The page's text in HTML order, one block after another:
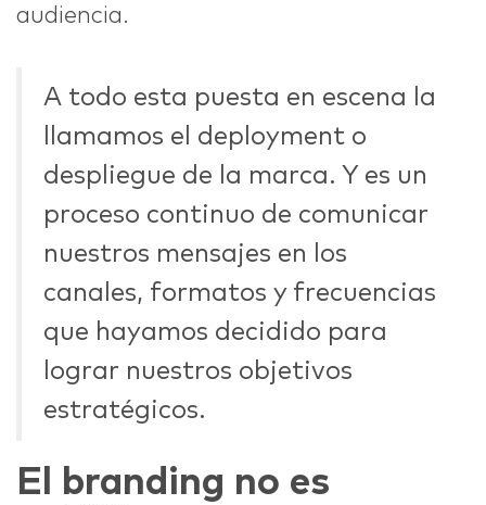
audiencia.
A todo esta puesta en escena la
llamamos el deployment o
despliegue de la marca. Y es un
proceso continuo de comunicar
nuestros mensajes en los
canales, formatos y frecuencias
que hayamos decidido para
lograr nuestros objetivos
estratégicos.
El branding no es